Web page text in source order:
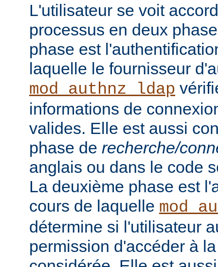
L'utilisateur se voit
processus en deux
phase est
laquelle le fournisseur
mod_authnz_ldap
informations de
valides. Elle est aussi
phase de recherche/
anglais ou dans le code
La deuxième phase est
cours de laquelle
détermine si l'utilisateur
permission d'accéder à